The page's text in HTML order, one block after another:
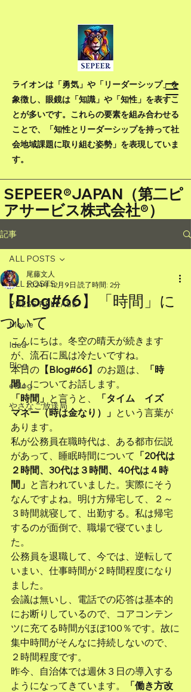
ライオンは「勇気」や「リーダーシップ」を
象徴し、眼鏡は「知識」や「知性」を表すこ
とが多いです。これらの要素を組み合わせる
ことで、「知性とリーダーシップを持って社
会地域課題に取り組む姿勢」を表現していま
す。
SEPEER®JAPAN（第二ピ
アサービス株式会社®）
記事
ALL POSTS
PRESS RELEASE
Movie
Idea
Blog
eBlog
やさなご放送局
ALL POSTS
【Blog#66】「時間」に
ついて
尾藤文人
2024年12月9日 読了時間: 2分
こんにちは。冬空の晴天が続きます
が、流石に風は冷たいですね。
本日の 【Blog#66】 のお題は、
「時
間」についてお話します。
「時間」 と言うと、
「タイム　イズ
マネー（時は金なり）」 という言葉が
あります。
私が公務員在職時代は、ある都市伝説
があって、睡眠時間について 「20代は
２時間、30代は３時間、40代は４時
間」 と言われていました。実際にそう
なんですよね。明け方帰宅して、２～
３時間就寝して、出勤する。私は帰宅
するのが面倒で、職場で寝ていまし
た。
公務員を退職して、今では、逆転して
いまい、仕事時間が２時間程度になり
ました。
会議は無いし、電話での応答は基本的
にお断りしているので、コアコンテン
ツに充てる時間がほぼ100％です。故に
集中時間がそんなに持続しないので、
２時間程度です。
昨今、自治体では週休３日の導入する
ようになってきています。
「働き方改